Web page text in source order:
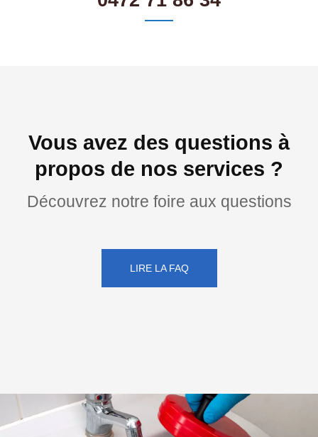
Vous avez des questions à
propos de nos services ?
Découvrez notre foire aux questions
LIRE LA FAQ